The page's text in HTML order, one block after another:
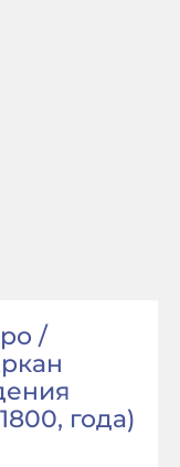
/
года)